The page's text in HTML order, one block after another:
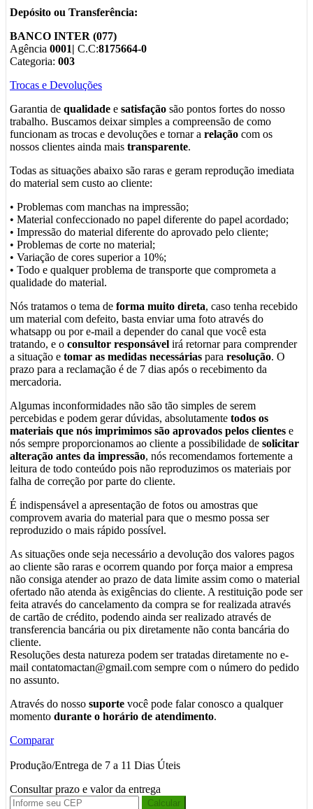
Depósito ou Transferência:
BANCO INTER (077)
Agência 0001| C.C:8175664-0
Categoria: 003
Trocas e Devoluções
Garantia de qualidade e satisfação são pontos fortes do nosso
trabalho. Buscamos deixar simples a compreensão de como
funcionam as trocas e devoluções e tornar a relação com os
nossos clientes ainda mais transparente.
Todas as situações abaixo são raras e geram reprodução imediata
do material sem custo ao cliente:
• Problemas com manchas na impressão;
• Material confeccionado no papel diferente do papel acordado;
• Impressão do material diferente do aprovado pelo cliente;
• Problemas de corte no material;
• Variação de cores superior a 10%;
• Todo e qualquer problema de transporte que comprometa a
qualidade do material.
Nós tratamos o tema de forma muito direta, caso tenha recebido
um material com defeito, basta enviar uma foto através do
whatsapp ou por e-mail a depender do canal que você esta
tratando, e o consultor responsável irá retornar para comprender
a situação e tomar as medidas necessárias para resolução. O
prazo para a reclamação é de 7 dias após o recebimento da
mercadoria.
Algumas inconformidades não são tão simples de serem
percebidas e podem gerar dúvidas, absolutamente todos os
materiais que nós imprimimos são aprovados pelos clientes e
nós sempre proporcionamos ao cliente a possibilidade de solicitar
alteração antes da impressão, nós recomendamos fortemente a
leitura de todo conteúdo pois não reproduzimos os materiais por
falha de correção por parte do cliente.
É indispensável a apresentação de fotos ou amostras que
comprovem avaria do material para que o mesmo possa ser
reproduzido o mais rápido possível.
As situações onde seja necessário a devolução dos valores pagos
ao cliente são raras e ocorrem quando por força maior a empresa
não consiga atender ao prazo de data limite assim como o material
ofertado não atenda às exigências do cliente. A restituição pode ser
feita através do cancelamento da compra se for realizada através
de cartão de crédito, podendo ainda ser realizado através de
transferencia bancária ou pix diretamente não conta bancária do
cliente.
Resoluções desta natureza podem ser tratadas diretamente no e-
mail contatomactan@gmail.com sempre com o número do pedido
no assunto.
Através do nosso suporte você pode falar conosco a qualquer
momento durante o horário de atendimento.
Comparar
Produção/Entrega de 7 a 11 Dias Úteis
Consultar prazo e valor da entrega
Calcular